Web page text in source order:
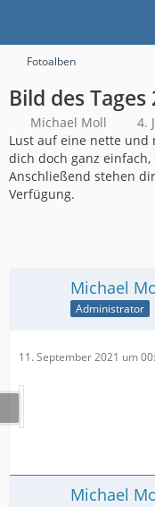
Fotoalben
Bild des Tages
Michael Moll
4.
Lust auf eine nette und
dich doch ganz
Anschließend stehen
Verfügung.
Michael
Administrator
11. September 2021 um
Michael